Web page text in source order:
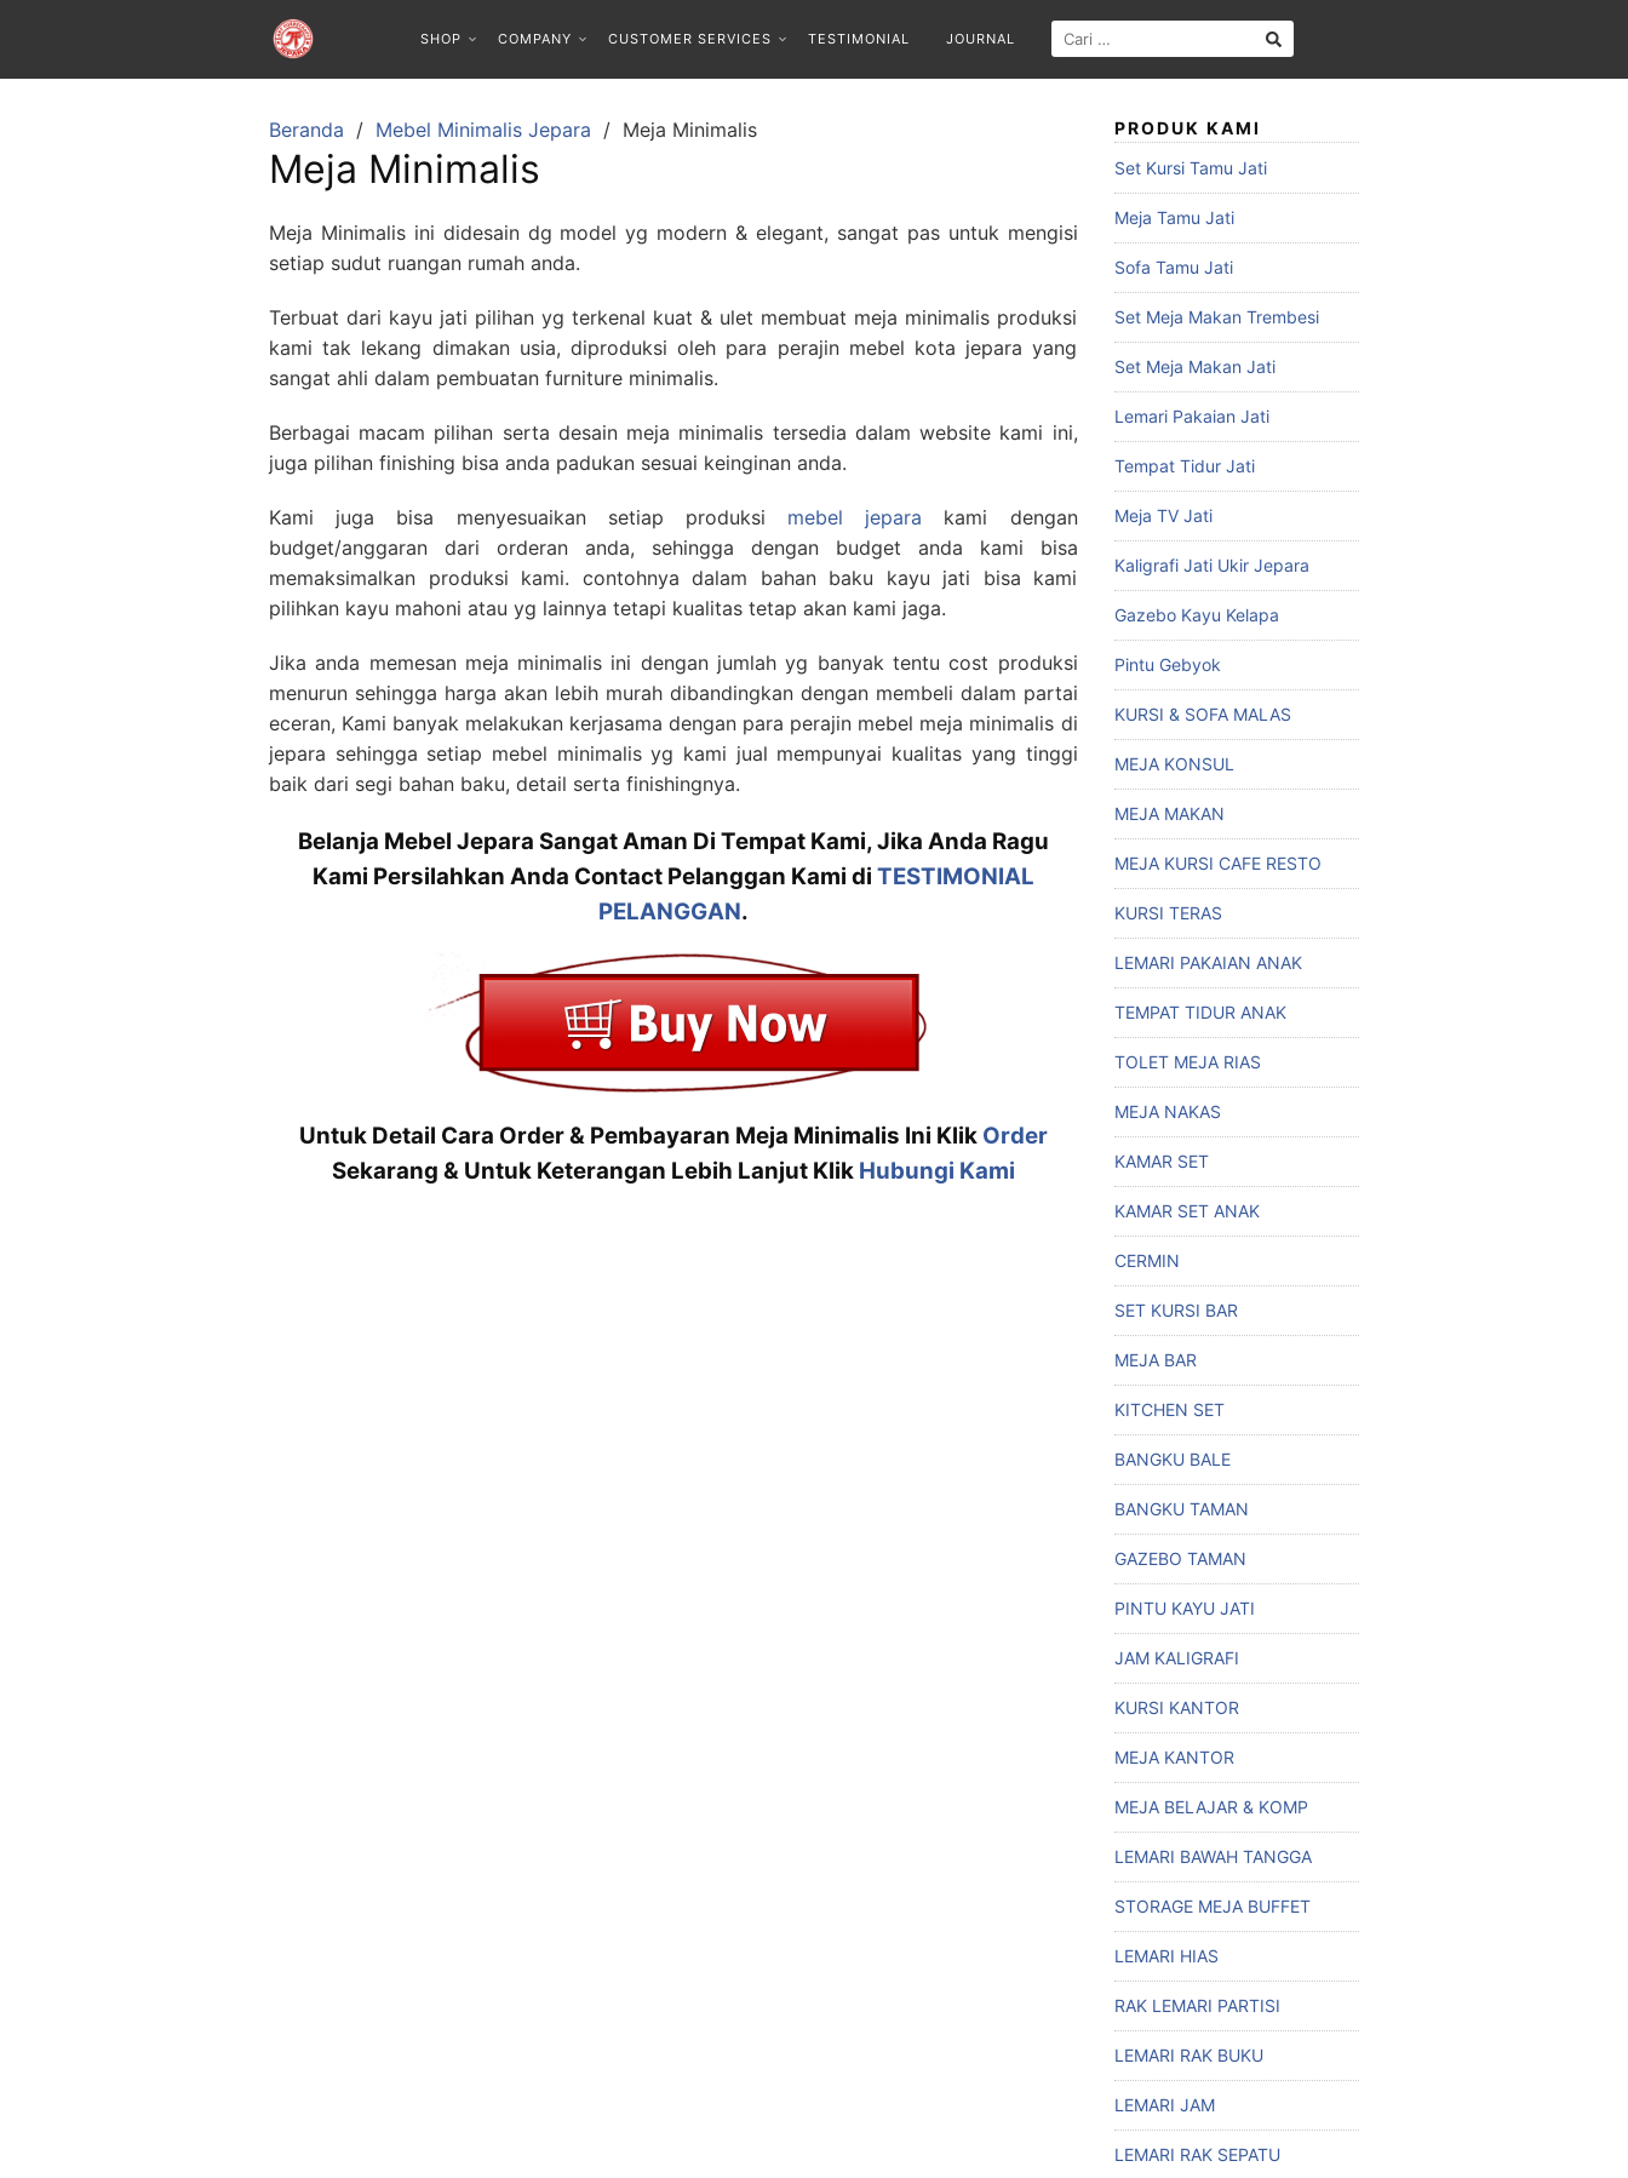
SHOP COMPANY CUSTOMER SERVICES TESTIMONIAL JOURNAL
Beranda Mebel Minimalis Jepara Meja Minimalis
Meja Minimalis
Meja Minimalis ini didesain dg model yg modern & elegant, sangat pas untuk mengisi
setiap sudut ruangan rumah anda.
Terbuat dari kayu jati pilihan yg terkenal kuat & ulet membuat meja minimalis produksi
kami tak lekang dimakan usia, diproduksi oleh para perajin mebel kota jepara yang
sangat ahli dalam pembuatan furniture minimalis.
Berbagai macam pilihan serta desain meja minimalis tersedia dalam website kami ini,
juga pilihan finishing bisa anda padukan sesuai keinginan anda.
Kami juga bisa menyesuaikan setiap produksi mebel jepara kami dengan
budget/anggaran dari orderan anda, sehingga dengan budget anda kami bisa
memaksimalkan produksi kami. contohnya dalam bahan baku kayu jati bisa kami
pilihkan kayu mahoni atau yg lainnya tetapi kualitas tetap akan kami jaga.
Jika anda memesan meja minimalis ini dengan jumlah yg banyak tentu cost produksi
menurun sehingga harga akan lebih murah dibandingkan dengan membeli dalam partai
eceran, Kami banyak melakukan kerjasama dengan para perajin mebel meja minimalis di
jepara sehingga setiap mebel minimalis yg kami jual mempunyai kualitas yang tinggi
baik dari segi bahan baku, detail serta finishingnya.
Belanja Mebel Jepara Sangat Aman Di Tempat Kami, Jika Anda Ragu
Kami Persilahkan Anda Contact Pelanggan Kami di TESTIMONIAL
PELANGGAN.
Untuk Detail Cara Order & Pembayaran Meja Minimalis Ini Klik Order
Sekarang & Untuk Keterangan Lebih Lanjut Klik Hubungi Kami
PRODUK KAMI
Set Kursi Tamu Jati
Meja Tamu Jati
Sofa Tamu Jati
Set Meja Makan Trembesi
Set Meja Makan Jati
Lemari Pakaian Jati
Tempat Tidur Jati
Meja TV Jati
Kaligrafi Jati Ukir Jepara
Gazebo Kayu Kelapa
Pintu Gebyok
KURSI & SOFA MALAS
MEJA KONSUL
MEJA MAKAN
MEJA KURSI CAFE RESTO
KURSI TERAS
LEMARI PAKAIAN ANAK
TEMPAT TIDUR ANAK
TOLET MEJA RIAS
MEJA NAKAS
KAMAR SET
KAMAR SET ANAK
CERMIN
SET KURSI BAR
MEJA BAR
KITCHEN SET
BANGKU BALE
BANGKU TAMAN
GAZEBO TAMAN
PINTU KAYU JATI
JAM KALIGRAFI
KURSI KANTOR
MEJA KANTOR
MEJA BELAJAR & KOMP
LEMARI BAWAH TANGGA
STORAGE MEJA BUFFET
LEMARI HIAS
RAK LEMARI PARTISI
LEMARI RAK BUKU
LEMARI JAM
LEMARI RAK SEPATU